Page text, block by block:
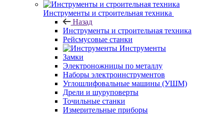
Инструменты и строительная техника
Назад
Инструменты и строительная техника
Рейсмусовые станки
Инструменты
Замки
Электроножницы по металлу
Наборы электроинструментов
Углошлифовальные машины (УШМ)
Дрели и шуруповерты
Точильные станки
Измерительные приборы